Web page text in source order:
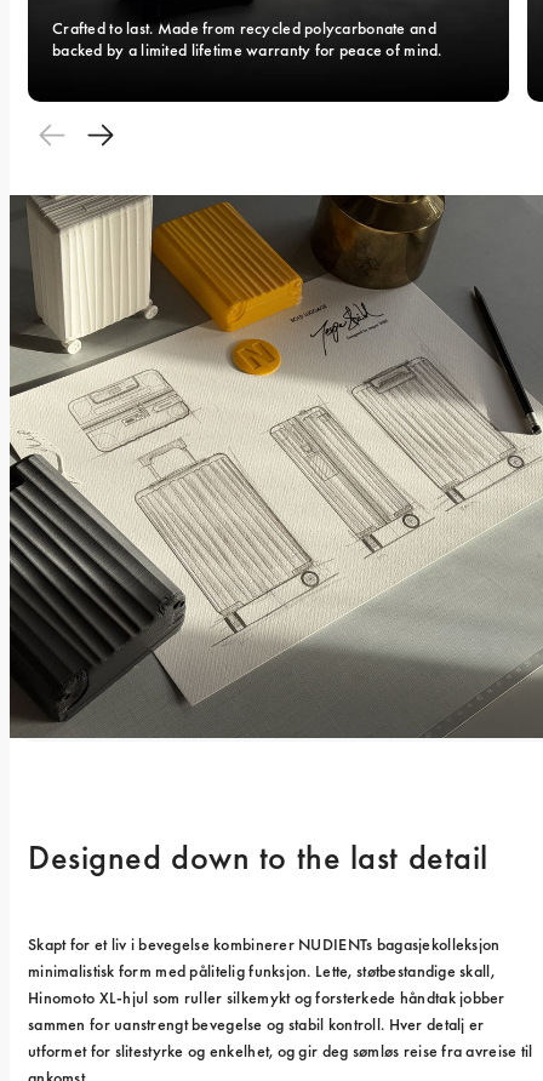
Crafted to last. Made from recycled polycarbonate and
backed by a limited lifetime warranty for peace of mind.
Designed down to the last detail
Skapt for et liv i bevegelse kombinerer NUDIENTs bagasjekolleksjon
minimalistisk form med pålitelig funksjon. Lette, støtbestandige skall,
Hinomoto XL-hjul som ruller silkemykt og forsterkede håndtak jobber
sammen for uanstrengt bevegelse og stabil kontroll. Hver detalj er
utformet for slitestyrke og enkelhet, og gir deg sømløs reise fra avreise til